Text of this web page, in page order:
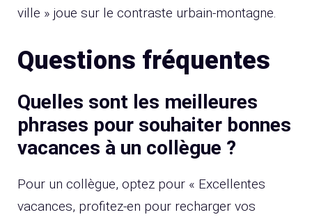
ville » joue sur le contraste urbain-montagne.
Questions fréquentes
Quelles sont les meilleures
phrases pour souhaiter bonnes
vacances à un collègue ?
Pour un collègue, optez pour « Excellentes
vacances, profitez-en pour recharger vos